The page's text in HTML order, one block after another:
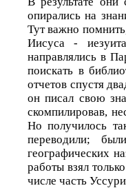
опирались на
Тут важно
Иисуса -
направлялись в
поискать в
отчетов спустя
он писал свою
скомпилировав,
Но получилось
переводили;
географических
работы взял
числе часть